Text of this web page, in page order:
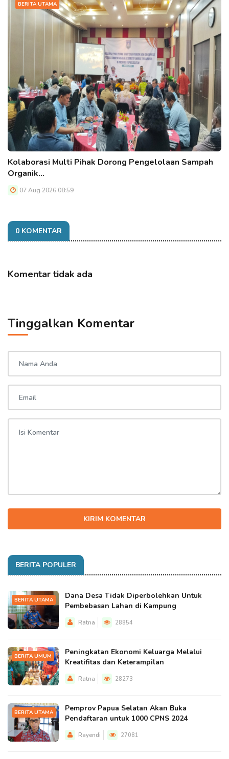
BERITA UTAMA
Kolaborasi Multi Pihak Dorong Pengelolaan Sampah
Organik…
07 Aug 2026 08:59
0 KOMENTAR
Komentar tidak ada
Tinggalkan Komentar
KIRIM KOMENTAR
BERITA POPULER
BERITA UTAMA
Dana Desa Tidak Diperbolehkan Untuk
Pembebasan Lahan di Kampung
Ratna 28854
BERITA UMUM
Peningkatan Ekonomi Keluarga Melalui
Kreatifitas dan Keterampilan
Ratna 28273
BERITA UTAMA
Pemprov Papua Selatan Akan Buka
Pendaftaran untuk 1000 CPNS 2024
Rayendi 27081